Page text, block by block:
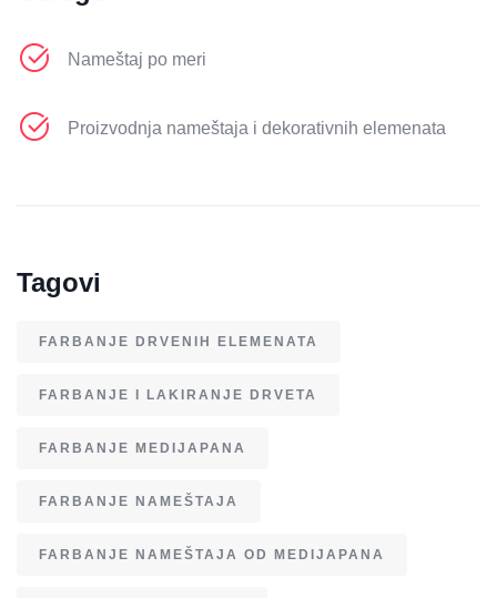
Nameštaj po meri
Proizvodnja nameštaja i dekorativnih elemenata
Tagovi
FARBANJE DRVENIH ELEMENATA
FARBANJE I LAKIRANJE DRVETA
FARBANJE MEDIJAPANA
FARBANJE NAMEŠTAJA
FARBANJE NAMEŠTAJA OD MEDIJAPANA